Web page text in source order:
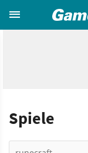
Spiele